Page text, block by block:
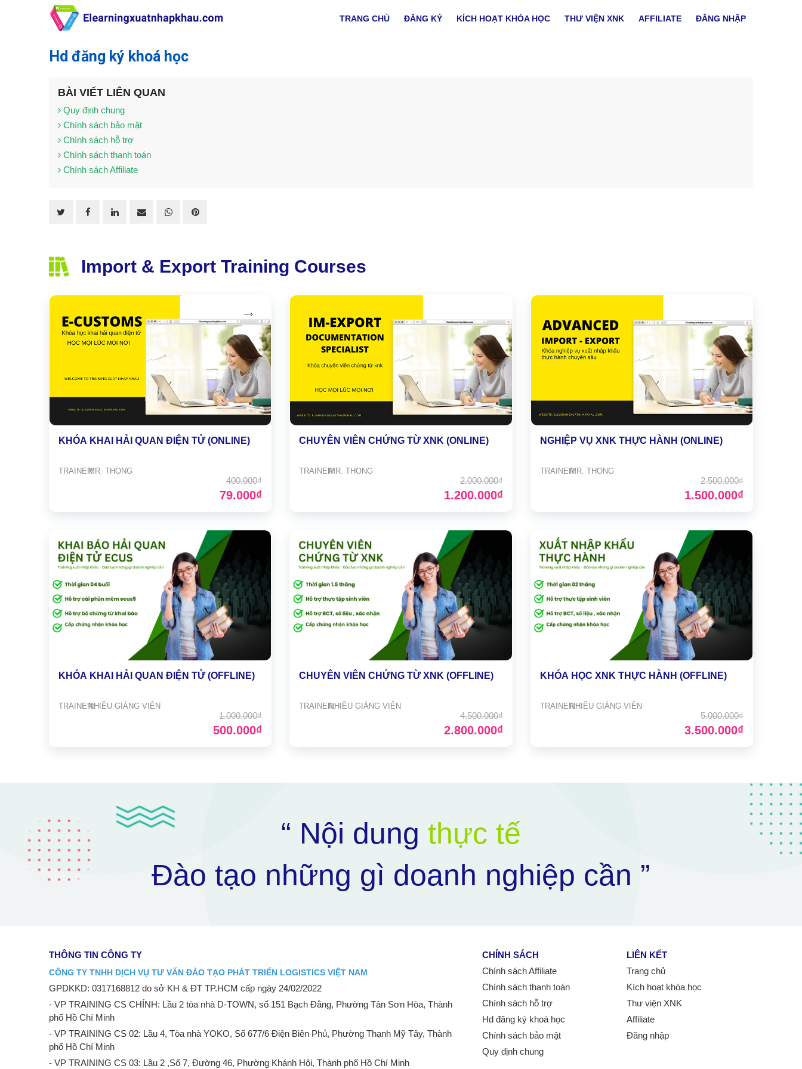
TRANG CHỦ ĐĂNG KÝ KÍCH HOẠT KHÓA HỌC THƯ VIỆN XNK AFFILIATE ĐĂNG NHẬP
Hd đăng ký khoá học
BÀI VIẾT LIÊN QUAN
Quy định chung
Chính sách bảo mật
Chính sách hỗ trợ
Chính sách thanh toán
Chính sách Affiliate
Import & Export Training Courses
KHÓA KHAI HẢI QUAN ĐIỆN TỬ (ONLINE)
TRAINER:MR. THONG
400.000₫
79.000₫
CHUYÊN VIÊN CHỨNG TỪ XNK (ONLINE)
TRAINER:MR. THONG
2.000.000₫
1.200.000₫
NGHIỆP VỤ XNK THỰC HÀNH (ONLINE)
TRAINER:MR. THONG
2.500.000₫
1.500.000₫
KHÓA KHAI HẢI QUAN ĐIỆN TỬ (OFFLINE)
TRAINER:NHIỀU GIẢNG VIÊN
1.000.000₫
500.000₫
CHUYÊN VIÊN CHỨNG TỪ XNK (OFFLINE)
TRAINER:NHIỀU GIẢNG VIÊN
4.500.000₫
2.800.000₫
KHÓA HỌC XNK THỰC HÀNH (OFFLINE)
TRAINER:NHIỀU GIẢNG VIÊN
5.000.000₫
3.500.000₫
“ Nội dung thực tế
Đào tạo những gì doanh nghiệp cần ”
THÔNG TIN CÔNG TY
CÔNG TY TNHH DỊCH VỤ TƯ VẤN ĐÀO TẠO PHÁT TRIỂN LOGISTICS VIỆT NAM
GPDKKD: 0317168812 do sở KH & ĐT TP.HCM cấp ngày 24/02/2022
- VP TRAINING CS CHÍNH: Lầu 2 tòa nhà D-TOWN, số 151 Bạch Đằng, Phường Tân Sơn Hòa, Thành
phố Hồ Chí Minh
- VP TRAINING CS 02: Lầu 4, Tòa nhà YOKO, Số 677/6 Điện Biên Phủ, Phường Thạnh Mỹ Tây, Thành
phố Hồ Chí Minh
- VP TRAINING CS 03: Lầu 2 ,Số 7, Đường 46, Phường Khánh Hội, Thành phố Hồ Chí Minh
CHÍNH SÁCH
Chính sách Affiliate
Chính sách thanh toán
Chính sách hỗ trợ
Hd đăng ký khoá học
Chính sách bảo mật
Quy định chung
LIÊN KẾT
Trang chủ
Kích hoạt khóa học
Thư viện XNK
Affiliate
Đăng nhập
HOÀN THÀNH
Đăng ký tư vấn trực tiếp 24/7: